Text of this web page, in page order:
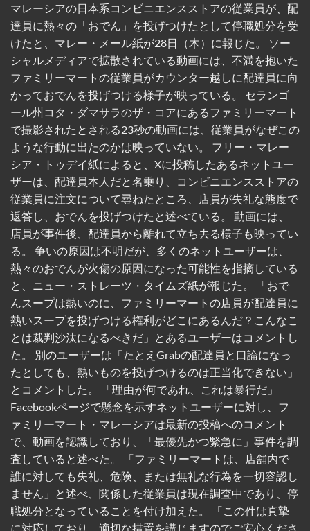
マレーシアの日本系コンビニエンスストアの従業員が、配
達員に熱々の「おでん」を投げつけたとして停職処分を受
けたと、マレー・メール紙が28日（木）に報じた。 ソー
シャルメディアで拡散されている動画には、不満を抱いた
ファミリーマートの従業員がカウンター越しに配達員に向
かっておでんを投げつける様子が映っている。 セランゴ
ール州コタ・ダマサラのザ・コアにあるファミリーマート
で撮影されたとされる23秒の動画には、従業員がなぜこの
ような行動に出たのかは映っていない。 フリー・マレー
シア・トゥデイ紙によると、Xに投稿したあるネットユー
ザーは、配達員本人だと名乗り、コンビニエンスストアの
従業員に注文について尋ねたところ、店員が失礼な態度で
返答し、おでんを投げつけたと述べている。 動画には、
店員が事件後、配達員から離れて立ち去る様子も映ってい
る。 争いの原因は不明だが、多くのネットユーザーは、
熱々のおでんが火傷の原因になった可能性を指摘している
と、ニュー・ストレーツ・タイムズ紙が報じた。 「おで
んスープは熱いのに、ファミリーマートの店員が配達員に
熱いスープを投げつける権利がどこにあるんだ？こんなこ
とは裁判沙汰になるべきだ」とあるユーザーはコメントし
た。 別のユーザーは「たとえGrabの配達員と口論になっ
たとしても、熱いものを投げつけるのは正当化できない」
とコメントした。 「理由が何であれ、これは暴行だ」
Facebookページで懸念を示すネットユーザーに対し、フ
ァミリーマート・マレーシアは最新の投稿へのコメント
で、動画を認識しており、「最優先かつ緊急に」事件を調
査していると述べた。 「ファミリーマートは、店舗内で
誰に対しても失礼、危険、または無礼な行為を一切容認し
ません」と述べ、関係した従業員は現在調査中であり、停
職処分となっていることを付け加えた。 「この件は真摯
に対応しており、適切な措置を講じますのでご安心くださ